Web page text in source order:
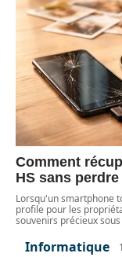
Comment
HS sans
Lorsqu'un smartphone
profile pour les
souvenirs précieux
Informatique